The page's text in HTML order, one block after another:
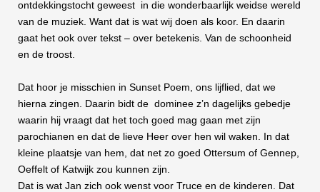
ontdekkingstocht geweest in die wonderbaarlijk weidse wereld
van de muziek. Want dat is wat wij doen als koor. En daarin
gaat het ook over tekst – over betekenis. Van de schoonheid
en de troost.
Dat hoor je misschien in Sunset Poem, ons lijflied, dat we
hierna zingen. Daarin bidt de dominee z’n dagelijks gebedje
waarin hij vraagt dat het toch goed mag gaan met zijn
parochianen en dat de lieve Heer over hen wil waken. In dat
kleine plaatsje van hem, dat net zo goed Ottersum of Gennep,
Oeffelt of Katwijk zou kunnen zijn.
Dat is wat Jan zich ook wenst voor Truce en de kinderen. Dat